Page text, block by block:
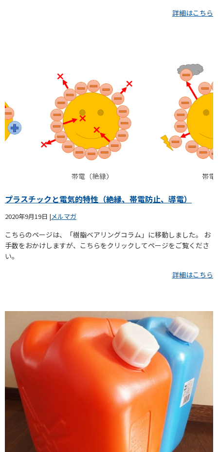
詳細はこちら
プラスチックと電気的特性（絶縁、帯電防止、導電）
2020年9月19日 |メルマガ
こちらのページは、「樹脂ベアリングコラム」に移動しました。 お
手数をおかけしますが、こちらをクリックしてページをご覧くださ
い。
詳細はこちら